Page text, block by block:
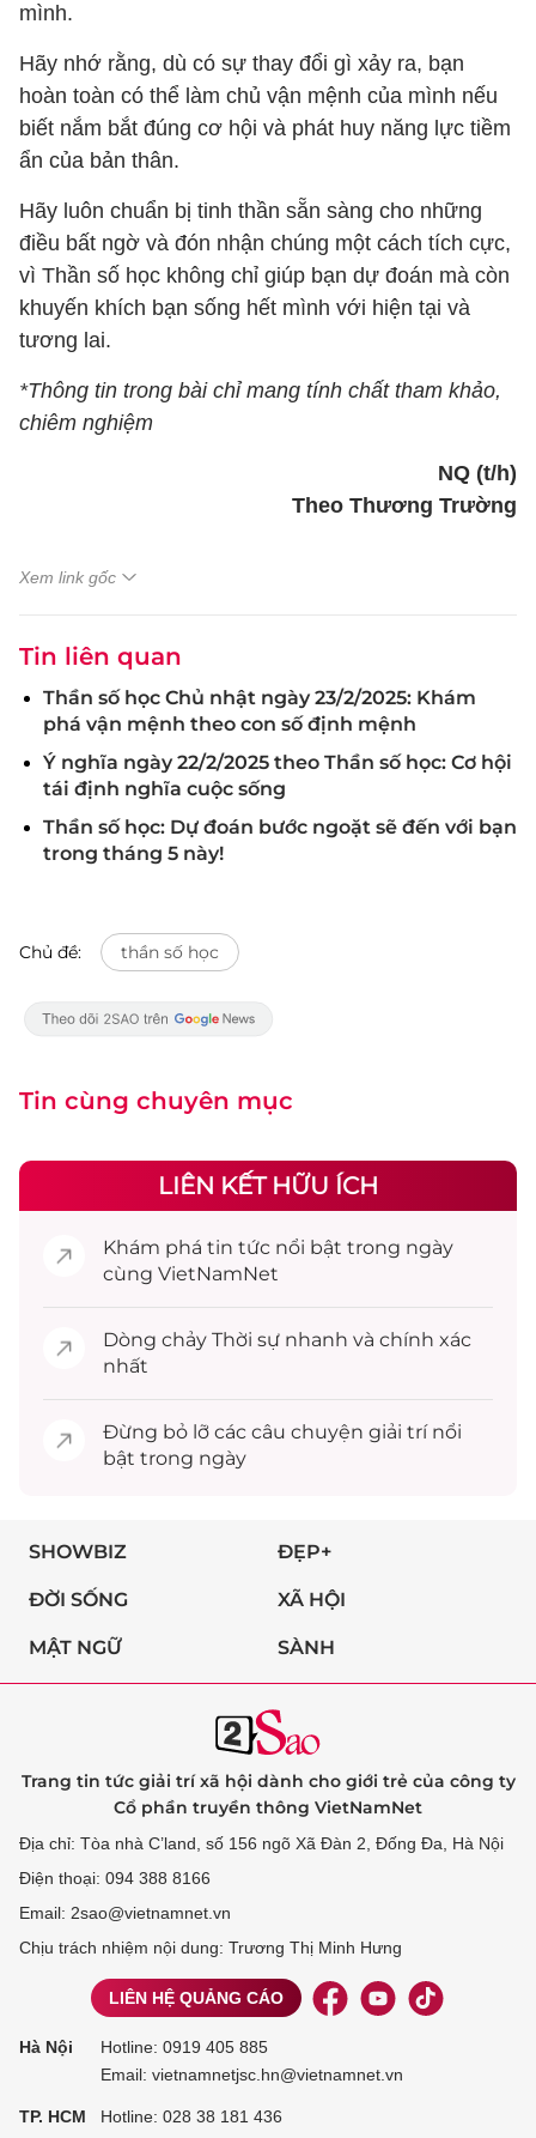
mình.
Hãy nhớ rằng, dù có sự thay đổi gì xảy ra, bạn
hoàn toàn có thể làm chủ vận mệnh của mình nếu
biết nắm bắt đúng cơ hội và phát huy năng lực tiềm
ẩn của bản thân.
Hãy luôn chuẩn bị tinh thần sẵn sàng cho những
điều bất ngờ và đón nhận chúng một cách tích cực,
vì Thần số học không chỉ giúp bạn dự đoán mà còn
khuyến khích bạn sống hết mình với hiện tại và
tương lai.
*Thông tin trong bài chỉ mang tính chất tham khảo,
chiêm nghiệm
NQ (t/h)
Theo Thương Trường
Xem link gốc
Tin liên quan
Thần số học Chủ nhật ngày 23/2/2025: Khám
phá vận mệnh theo con số định mệnh
Ý nghĩa ngày 22/2/2025 theo Thần số học: Cơ hội
tái định nghĩa cuộc sống
Thần số học: Dự đoán bước ngoặt sẽ đến với bạn
trong tháng 5 này!
Chủ đề: thần số học
Tin cùng chuyên mục
LIÊN KẾT HỮU ÍCH
Khám phá tin tức nổi bật trong ngày
cùng VietNamNet
Dòng chảy Thời sự nhanh và chính xác
nhất
Đừng bỏ lỡ các câu chuyện giải trínổi
bật trong ngày
SHOWBIZ ĐẸP+
ĐỜI SỐNG XÃ HỘI
MẬT NGỮ SÀNH
Trang tin tức giải trí xã hội dành cho giới trẻ của công ty
Cổ phần truyền thông VietNamNet
Địa chỉ: Tòa nhà C’land, số 156 ngõ Xã Đàn 2, Đống Đa, Hà Nội
Điện thoại: 094 388 8166
Email: 2sao@vietnamnet.vn
Chịu trách nhiệm nội dung: Trương Thị Minh Hưng
LIÊN HỆ QUẢNG CÁO
Hà Nội Hotline: 0919 405 885
Email: vietnamnetjsc.hn@vietnamnet.vn
TP. HCM Hotline: 028 38 181 436